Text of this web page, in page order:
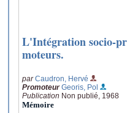
L'Intégration socio-
moteurs.
parCaudron, Hervé
Promoteur Georis, Pol
Publication Non publié, 1968
Mémoire